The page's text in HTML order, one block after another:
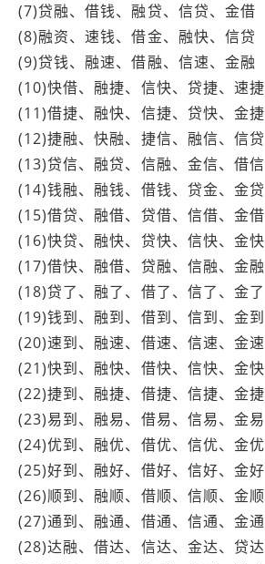
(7)贷融、借钱、融贷、信贷、金借
(8)融资、速钱、借金、融快、信贷
(9)贷钱、融速、借融、信速、金融
(10)快借、融捷、信快、贷捷、速捷
(11)借捷、融快、信捷、贷快、金捷
(12)捷融、快融、捷信、融信、信贷
(13)贷信、融贷、信融、金信、借信
(14)钱融、融钱、借钱、贷金、金贷
(15)借贷、融借、贷借、信借、金借
(16)快贷、融快、贷快、信快、金快
(17)借快、融借、贷融、信融、金融
(18)贷了、融了、借了、信了、金了
(19)钱到、融到、借到、信到、金到
(20)速到、融速、借速、信速、金速
(21)快到、融快、借快、信快、金快
(22)捷到、融捷、借捷、信捷、金捷
(23)易到、融易、借易、信易、金易
(24)优到、融优、借优、信优、金优
(25)好到、融好、借好、信好、金好
(26)顺到、融顺、借顺、信顺、金顺
(27)通到、融通、借通、信通、金通
(28)达融、借达、信达、金达、贷达